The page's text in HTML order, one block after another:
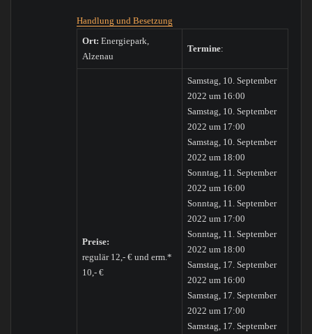
Handlung und Besetzung
Ort: Energiepark,
Alzenau
Termine:
Preise:
regulär 12,- € und erm.*
10,- €
Samstag, 10. September
2022 um 16:00
Samstag, 10. September
2022 um 17:00
Samstag, 10. September
2022 um 18:00
Sonntag, 11. September
2022 um 16:00
Sonntag, 11. September
2022 um 17:00
Sonntag, 11. September
2022 um 18:00
Samstag, 17. September
2022 um 16:00
Samstag, 17. September
2022 um 17:00
Samstag, 17. September